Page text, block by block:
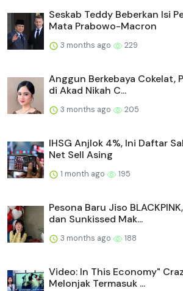
Seskab Teddy Beberkan Isi
Mata Prabowo-Macron
3 months ago 229
Anggun Berkebaya Cokelat,
di Akad Nikah C...
3 months ago 205
IHSG Anjlok 4%, Ini Daftar
Net Sell Asing
1 month ago 195
Pesona Baru Jiso
dan Sunkissed Mak...
3 months ago 188
Video: In This Economy"
Melonjak Termasuk ...